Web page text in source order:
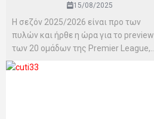
15/08/2025
H σεζόν 2025/2026 είναι προ των
πυλών και ήρθε η ώρα για το preview
των 20 ομάδων της Premier League,...